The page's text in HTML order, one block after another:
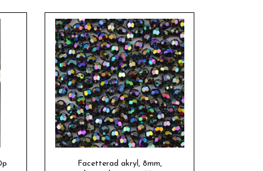
Facetterad akryl, 8mm,